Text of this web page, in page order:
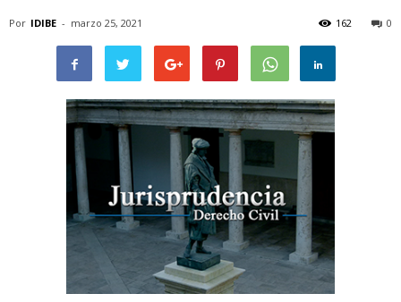
Por IDIBE - marzo 25, 2021 0
162